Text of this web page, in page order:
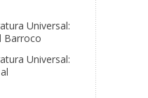
Universal:
Barroco
Universal: